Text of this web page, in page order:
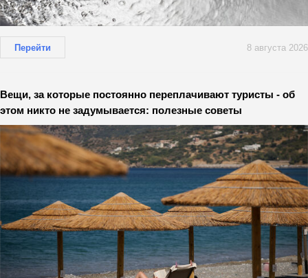
Перейти 8 августа 2026
Вещи, за которые постоянно переплачивают туристы - об
этом никто не задумывается: полезные советы